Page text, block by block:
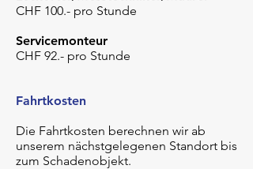
CHF 100.- pro Stunde
Servicemonteur
CHF 92.- pro Stunde
Fahrtkosten
Die Fahrtkosten berechnen wir ab
unserem nächstgelegenen Standort bis
zum Schadenobjekt.